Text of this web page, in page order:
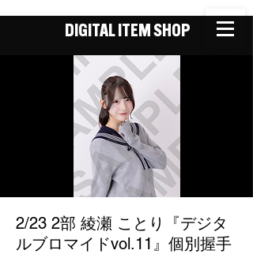
DIGITAL ITEM SHOP
2/23 2部 綾瀬 ことり『デジタ
ルブロマイドvol.11』個別握手